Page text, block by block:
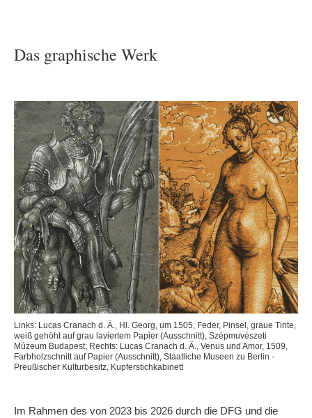
Das graphische Werk
Links: Lucas Cranach d. Ä., Hl. Georg, um 1505, Feder, Pinsel, graue Tinte,
weiß gehöht auf grau laviertem Papier (Ausschnitt), Szépmuvészeti
Múzeum Budapest; Rechts: Lucas Cranach d. Ä., Venus und Amor, 1509,
Farbholzschnitt auf Papier (Ausschnitt), Staatliche Museen zu Berlin -
Preußischer Kulturbesitz, Kupferstichkabinett
Im Rahmen des von 2023 bis 2026 durch die DFG und die